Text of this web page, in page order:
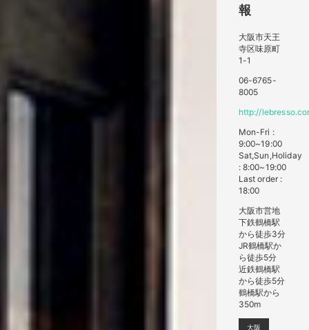
報
大阪市天王
寺区味原町
1-1
06-6765-
8005
http://
Mon-Fri :
9:00~19:00
Sat,Sun,Holiday
: 8:00~19:00
Last order :
18:00
大阪市営地
下鉄鶴橋駅
から徒歩3分
JR鶴橋駅か
ら徒歩5分
近鉄鶴橋駅
から徒歩5分
鶴橋駅から
350m
大阪